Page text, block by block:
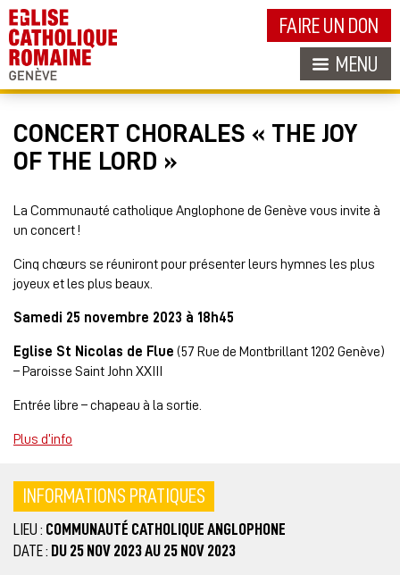
FAIRE UN DON
MENU
CONCERT CHORALES « THE JOY
OF THE LORD »
La Communauté catholique Anglophone de Genève vous invite à
un concert !
Cinq chœurs se réuniront pour présenter leurs hymnes les plus
joyeux et les plus beaux.
Samedi 25 novembre 2023 à 18h45
Eglise St Nicolas de Flue (57 Rue de Montbrillant 1202 Genève)
– Paroisse Saint John XXIII
Entrée libre – chapeau à la sortie.
Plus d’info
INFORMATIONS PRATIQUES
LIEU : COMMUNAUTÉ CATHOLIQUE ANGLOPHONE
DATE : DU 25 NOV 2023 AU 25 NOV 2023